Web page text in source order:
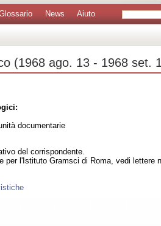
News Aiuto
(1968 ago. 13 - 1968 set.
documentarie
del corrispondente.
per l'Istituto Gramsci di Roma, vedi lettere